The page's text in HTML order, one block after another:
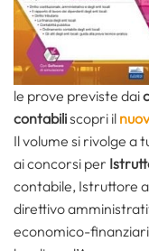
le prove previste dai
contabiliscopri il
Il volume si rivolge a
ai concorsi per
contabile, Istruttore
direttivo
economico-